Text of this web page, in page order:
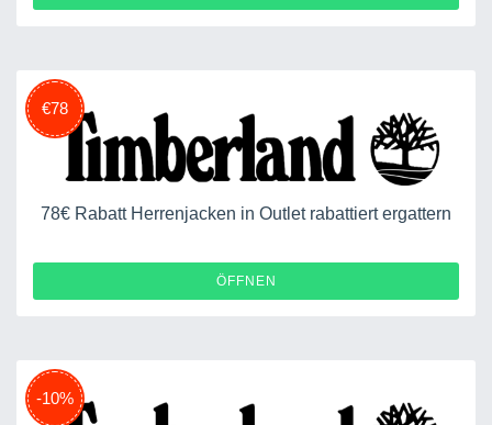
€78
78€ Rabatt Herrenjacken in Outlet rabattiert ergattern
ÖFFNEN
-10%